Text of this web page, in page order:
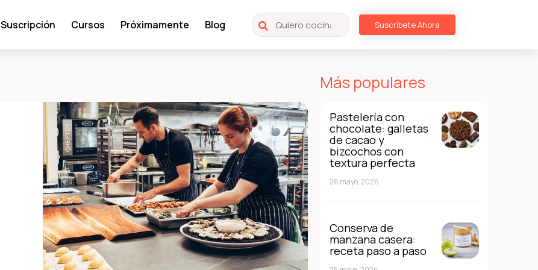
Suscripción Cursos Próximamente Blog Suscríbete Ahora
Más populares
Pastelería con
chocolate: galletas
de cacao y
bizcochos con
textura perfecta
28 mayo, 2026
Conserva de
manzana casera:
receta paso a paso